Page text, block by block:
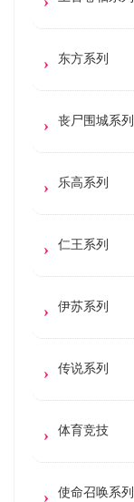
东方系列
丧尸围城系列
乐高系列
仁王系列
伊苏系列
传说系列
体育竞技
使命召唤系列